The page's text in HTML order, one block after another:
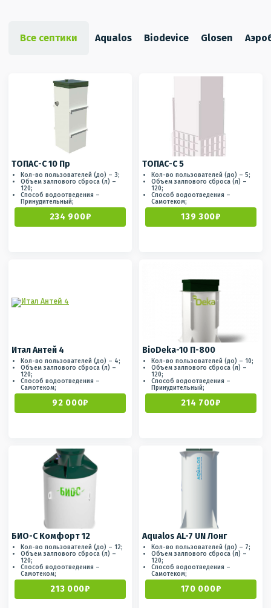
Все септики Aqualos Biodevice Glosen
ТОПАС-С 10 Пр
Кол-во пользователей (до) – 3;
Объем залпового сброса (л) –
120;
Способ водоотведения –
Принудительный;
234 900₽
ТОПАС-С 5
Кол-во пользователей (до) – 5;
Объем залпового сброса (л) –
120;
Способ водоотведения –
Самотеком;
139 300₽
Итал Антей 4
Кол-во пользователей (до) – 4;
Объем залпового сброса (л) –
120;
Способ водоотведения –
Самотеком;
92 000₽
BioDeka-10 П-800
Кол-во пользователей (до) – 10;
Объем залпового сброса (л) –
120;
Способ водоотведения –
Принудительный;
214 700₽
БИО-С Комфорт 12
Кол-во пользователей (до) – 12;
Объем залпового сброса (л) –
120;
Способ водоотведения –
Самотеком;
213 000₽
Aqualos AL-7 UN Лонг
Кол-во пользователей (до) – 7;
Объем залпового сброса (л) –
120;
Способ водоотведения –
Самотеком;
170 000₽